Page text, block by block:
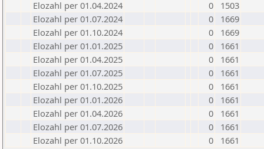
Elozahl per 01.04.2024
0
1503
Elozahl per 01.07.2024
0
1669
Elozahl per 01.10.2024
0
1669
Elozahl per 01.01.2025
0
1661
Elozahl per 01.04.2025
0
1661
Elozahl per 01.07.2025
0
1661
Elozahl per 01.10.2025
0
1661
Elozahl per 01.01.2026
0
1661
Elozahl per 01.04.2026
0
1661
Elozahl per 01.07.2026
0
1661
Elozahl per 01.10.2026
0 1661